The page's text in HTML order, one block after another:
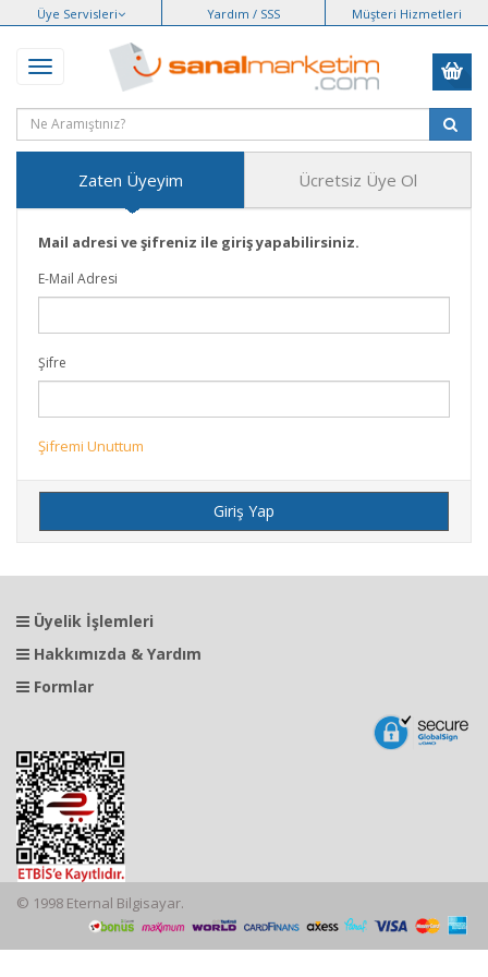
Üye Servisleri Yardım / SSS Müşteri Hizmetleri
Zaten Üyeyim Ücretsiz Üye Ol
Mail adresi ve şifreniz ile giriş yapabilirsiniz.
E-Mail Adresi
Şifre
Şifremi Unuttum
Üyelik İşlemleri
Hakkımızda & Yardım
Formlar
© 1998 Eternal Bilgisayar.